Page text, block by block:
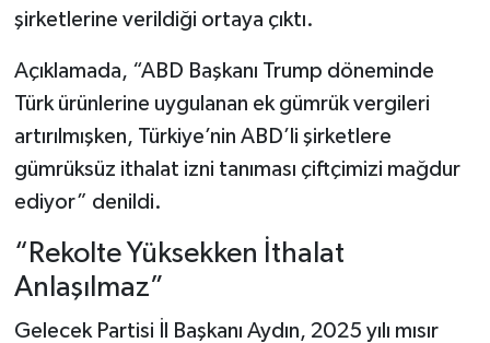
şirketlerine verildiği ortaya çıktı.
Açıklamada, “ABD Başkanı Trump döneminde
Türk ürünlerine uygulanan ek gümrük vergileri
artırılmışken, Türkiye’nin ABD’li şirketlere
gümrüksüz ithalat izni tanıması çiftçimizi mağdur
ediyor” denildi.
“Rekolte Yüksekken İthalat
Anlaşılmaz”
Gelecek Partisi İl Başkanı Aydın, 2025 yılı mısır